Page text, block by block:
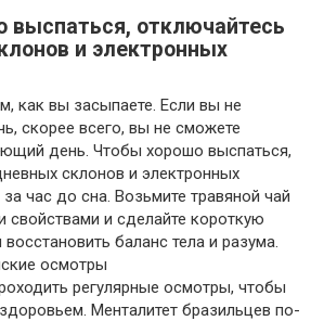
выспаться, отключайтесь
и электронных
как вы засыпаете. Если вы не
скорее всего, вы не сможете
день. Чтобы хорошо выспаться,
склонов и электронных
час до сна. Возьмите травяной чай
и сделайте короткую
баланс тела и разума.
осмотры
регулярные осмотры, чтобы
Менталитет бразильцев по-